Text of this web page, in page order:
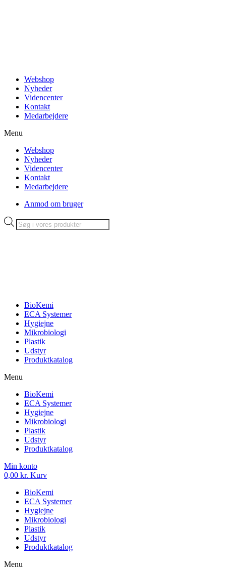
Webshop
Nyheder
Videncenter
Kontakt
Medarbejdere
Menu
Webshop
Nyheder
Videncenter
Kontakt
Medarbejdere
Anmod om bruger
Products
search
BioKemi
ECA Systemer
Hygiejne
Mikrobiologi
Plastik
Udstyr
Produktkatalog
Menu
BioKemi
ECA Systemer
Hygiejne
Mikrobiologi
Plastik
Udstyr
Produktkatalog
Min konto
0,00 kr. Kurv
BioKemi
ECA Systemer
Hygiejne
Mikrobiologi
Plastik
Udstyr
Produktkatalog
Menu